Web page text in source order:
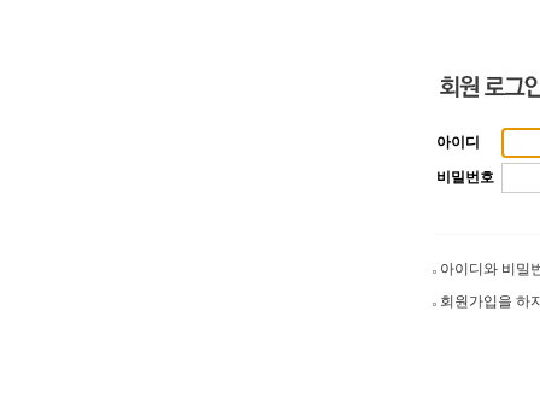
아이디
비밀번호
아이디와 비밀
회원가입을 하